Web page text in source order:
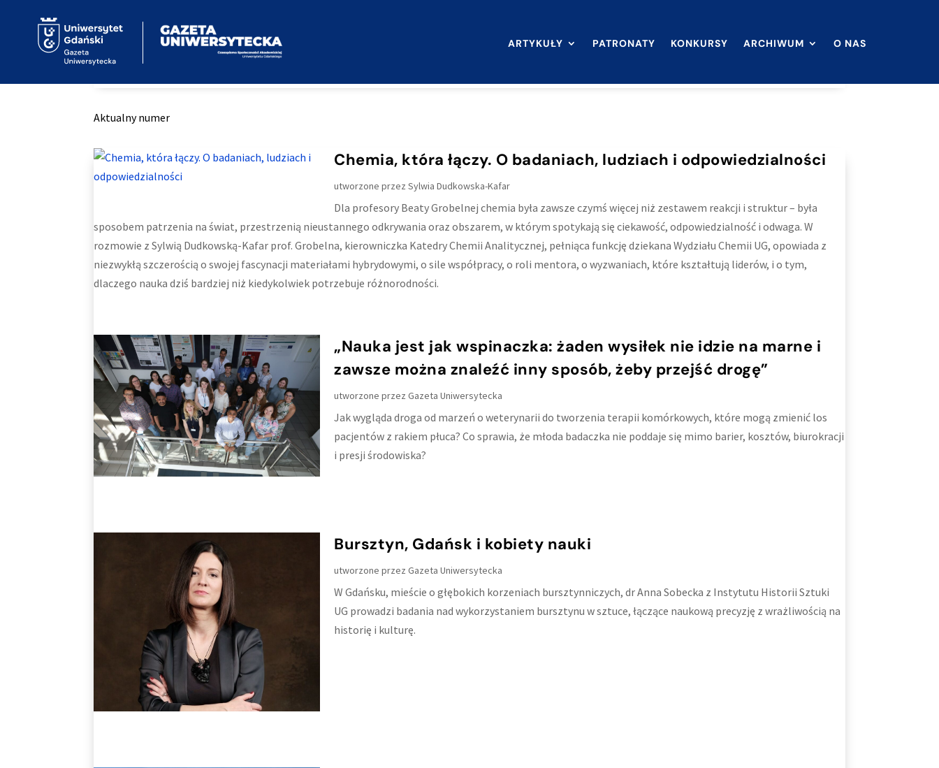
ARTYKUŁY PATRONATY KONKURSY ARCHIWUM O NAS
Aktualny numer
Chemia, która łączy. O badaniach, ludziach i odpowiedzialności
utworzone przezSylwia Dudkowska-Kafar
Dla profesory Beaty Grobelnej chemia była zawsze czymś więcej niż zestawem reakcji i struktur – była
sposobem patrzenia na świat, przestrzenią nieustannego odkrywania oraz obszarem, w którym spotykają się ciekawość, odpowiedzialność i odwaga. W
rozmowie z Sylwią Dudkowską-Kafar prof. Grobelna, kierowniczka Katedry Chemii Analitycznej, pełniąca funkcję dziekana Wydziału Chemii UG, opowiada z
niezwykłą szczerością o swojej fascynacji materiałami hybrydowymi, o sile współpracy, o roli mentora, o wyzwaniach, które kształtują liderów, i o tym,
dlaczego nauka dziś bardziej niż kiedykolwiek potrzebuje różnorodności.
„Nauka jest jak wspinaczka: żaden wysiłek nie idzie na marne i
zawsze można znaleźć inny sposób, żeby przejść drogę”
utworzone przezGazeta Uniwersytecka
Jak wygląda droga od marzeń o weterynarii do tworzenia terapii komórkowych, które mogą zmienić los
pacjentów z rakiem płuca? Co sprawia, że młoda badaczka nie poddaje się mimo barier, kosztów, biurokracji
i presji środowiska?
Bursztyn, Gdańsk i kobiety nauki
utworzone przezGazeta Uniwersytecka
W Gdańsku, mieście o głębokich korzeniach bursztynniczych, dr Anna Sobecka z Instytutu Historii Sztuki
UG prowadzi badania nad wykorzystaniem bursztynu w sztuce, łączące naukową precyzję z wrażliwością na
historię i kulturę.